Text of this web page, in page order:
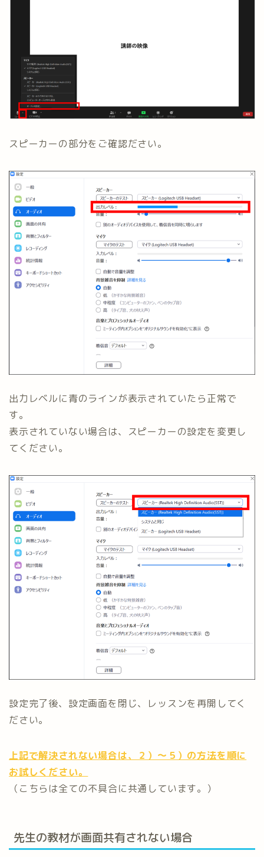
スピーカーの部分をご確認ださい。
出力レベルに青のラインが表示されていたら正常で
す。
表示されていない場合は、スピーカーの設定を変更し
てください。
設定完了後、設定画面を閉じ、レッスンを再開してく
ださい。
上記で解決されない場合は、２）～５）の方法を順に
お試しください。
（こちらは全ての不具合に共通しています。）
先生の教材が画面共有されない場合